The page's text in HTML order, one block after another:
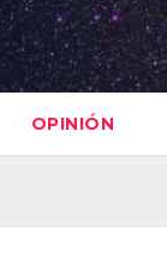
OPINIÓN